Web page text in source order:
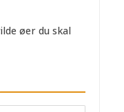
øer du skal